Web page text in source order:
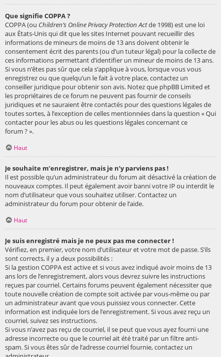
Que signifie COPPA ?
COPPA (ou Children’s Online Privacy Protection Actde 1998) est une loi
aux États-Unis qui dit que les sites Internet pouvant recueillir des
informations de mineurs de moins de 13 ans doivent obtenir le
consentement écrit des parents (ou d’un tuteur légal) pour la collecte de
ces informations permettant d’identifier un mineur de moins de 13 ans.
Si vous n’êtes pas sûr que cela s’applique à vous, lorsque vous vous
enregistrez ou que quelqu’un le fait à votre place, contactez un
conseiller juridique pour obtenir son avis. Notez que phpBB Limited et
les propriétaires de ce forum ne peuvent pas fournir de conseils
juridiques et ne sauraient être contactés pour des questions légales de
toutes sortes, à l’exception de celles mentionnées dans la question « Qui
contacter pour les abus ou les questions légales concernant ce
forum ? ».
Haut
Je souhaite m’enregistrer, mais je n’y parviens pas !
Il est possible qu’un administrateur du forum ait désactivé la création de
nouveaux comptes. Il peut également avoir banni votre IP ou interdit le
nom d’utilisateur que vous souhaitez utiliser. Contactez un
administrateur du forum pour obtenir de l’aide.
Haut
Je suis enregistré mais je ne peux pas me connecter !
Vérifiez, en premier, votre nom d’utilisateur et votre mot de passe. S’ils
sont corrects, il y a deux possibilités :
Si la gestion COPPA est active et si vous avez indiqué avoir moins de 13
ans lors de l’enregistrement, alors vous devrez suivre les instructions
reçues par courriel. Certains forums peuvent également nécessiter que
toute nouvelle création de compte soit activée par vous-même ou par
un administrateur avant que vous puissiez vous connecter. Cette
information est indiquée lors de l’enregistrement. Si vous avez reçu un
courriel, suivez ses instructions.
Si vous n’avez pas reçu de courriel, il se peut que vous ayez fourni une
adresse incorrecte ou que le courriel ait été traité par un filtre anti-
spam. Si vous êtes sûr de l’adresse courriel fournie, contactez un